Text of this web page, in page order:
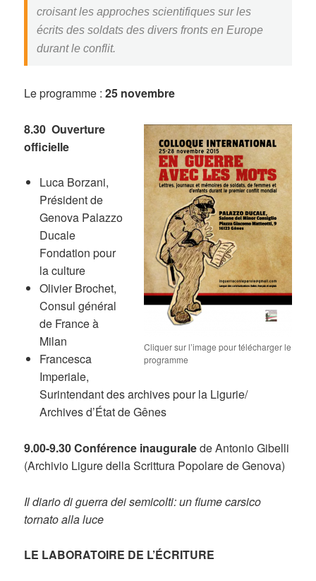
croisant les approches scientifiques sur les
écrits des soldats des divers fronts en Europe
durant le conflit.
Le programme :25 novembre
Cliquer sur l’image pour télécharger le
programme
8.30 Ouverture
officielle
Luca Borzani,
Président de
Genova Palazzo
Ducale
Fondation pour
la culture
Olivier Brochet,
Consul général
de France à
Milan
Francesca
Imperiale,
Surintendant des archives pour la Ligurie/
Archives d’État de Gênes
9.00-9.30 Conférence inauguralede Antonio Gibelli
(Archivio Ligure della Scrittura Popolare de Genova)
Il diario di guerra dei semicolti: un fiume carsico
tornato alla luce
LE LABORATOIRE DE L’ÉCRITURE